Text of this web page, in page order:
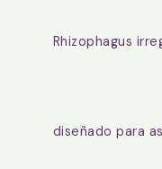
Rhizophagus
diseñado para